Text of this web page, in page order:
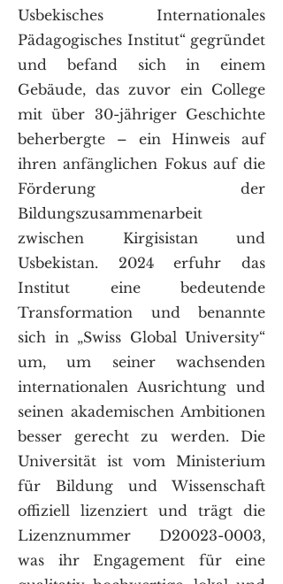
Usbekisches Internationales
Pädagogisches Institut“ gegründet
und befand sich in einem
Gebäude, das zuvor ein College
mit über 30-jähriger Geschichte
beherbergte – ein Hinweis auf
ihren anfänglichen Fokus auf die
Förderung der
Bildungszusammenarbeit
zwischen Kirgisistan und
Usbekistan. 2024 erfuhr das
Institut eine bedeutende
Transformation und benannte
sich in „Swiss Global University“
um, um seiner wachsenden
internationalen Ausrichtung und
seinen akademischen Ambitionen
besser gerecht zu werden. Die
Universität ist vom Ministerium
für Bildung und Wissenschaft
offiziell lizenziert und trägt die
Lizenznummer D20023-0003,
was ihr Engagement für eine